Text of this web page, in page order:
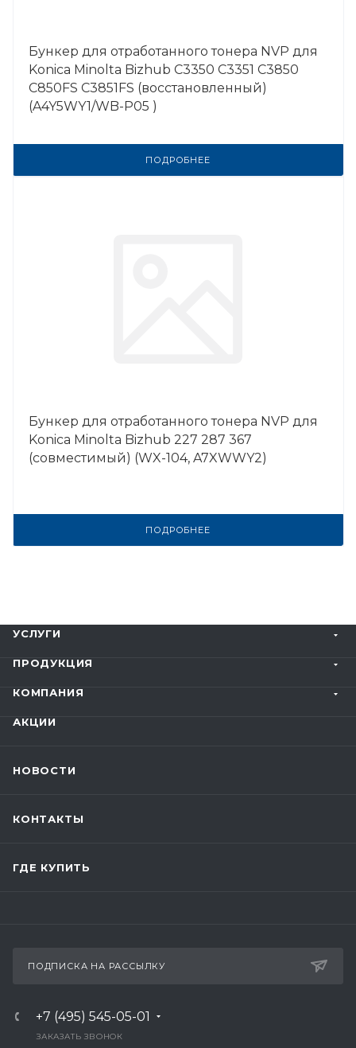
Бункер для отработанного тонера NVP для
Konica Minolta Bizhub C3350 C3351 C3850
С850FS С3851FS (восстановленный)
(A4Y5WY1/WB-P05 )
ПОДРОБНЕЕ
Бункер для отработанного тонера NVP для
Konica Minolta Bizhub 227 287 367
(совместимый) (WX-104, A7XWWY2)
ПОДРОБНЕЕ
УСЛУГИ
ПРОДУКЦИЯ
КОМПАНИЯ
АКЦИИ
НОВОСТИ
КОНТАКТЫ
ГДЕ КУПИТЬ
ПОДПИСКА НА РАССЫЛКУ
+7 (495) 545-05-01
ЗАКАЗАТЬ ЗВОНОК